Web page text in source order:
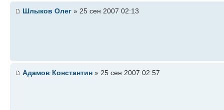
Шлыков Олег » 25 сен 2007 02:13
Адамов Константин » 25 сен 2007 02:57